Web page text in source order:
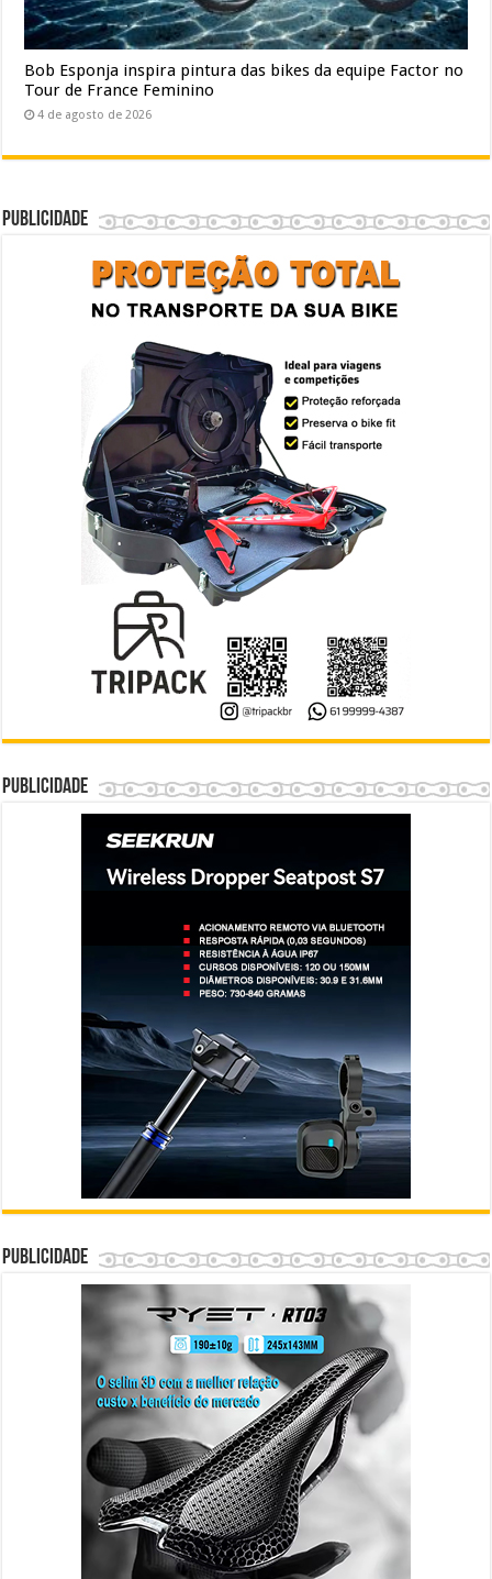
Bob Esponja inspira pintura das bikes da equipe Factor no
Tour de France Feminino
4 de agosto de 2026
Publicidade
Publicidade
Publicidade